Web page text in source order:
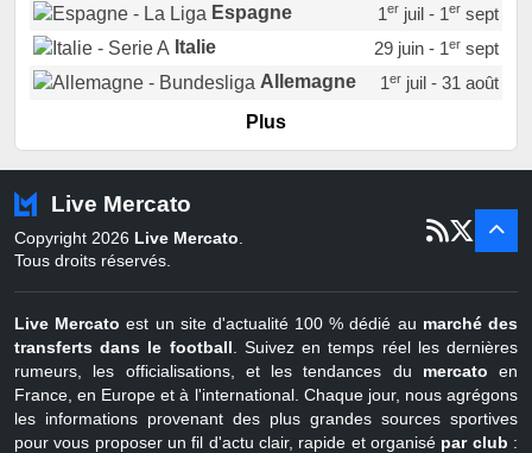
Espagne
1erjuil - 1ersept
Italie
29 juin - 1ersept
Allemagne
1erjuil - 31 août
Portugal
Pays-Bas
22 juin - 2 sept
Belgique
juil - 31
Plus
Live Mercato
Copyright 2026 Live Mercato
Tous droits réservés.
Live Mercato est un site d'actualité 100 % dédié au marché des
transferts dans le football . Suivez en temps réel les dernières
rumeurs, les officialisations, et les tendances du mercato en
France, en Europe et à l'international. Chaque jour, nous agrégons
les informations provenant des plus grandes sources sportives
pour vous proposer un fil d'actu clair, rapide et organisé par club :